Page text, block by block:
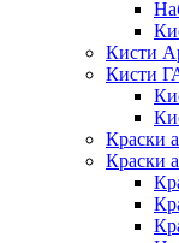
Кисти
Кисти
Краски
Краски